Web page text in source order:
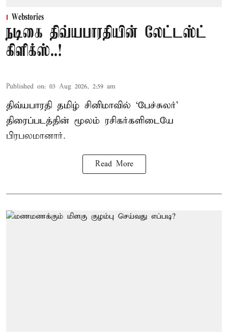
Webstories
நடிகை திவ்யபாரதியின் லேட்டஸ்ட்
கிளிக்ஸ்..!
Published on: 03 Aug 2026, 2:59 am
திவ்யபாரதி தமிழ் சினிமாவில் ‘பேச்சுலர்’
திரைப்படத்தின் மூலம் ரசிகர்களிடையே
பிரபலமானார்.
Read More